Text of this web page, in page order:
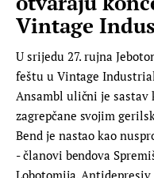
Vintage
U srijedu 27. rujna
feštu u Vintage
Ansambl ulični je sastav
zagrepčane svojim
Bend je nastao kao
- članovi bendova
Lobotomija,